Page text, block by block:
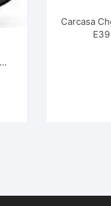
Carcasa